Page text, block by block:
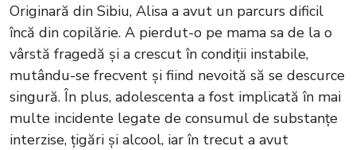
Originară din Sibiu, Alisa a avut un parcurs dificil
încă din copilărie. A pierdut-o pe mama sa de la o
vârstă fragedă și a crescut în condiții instabile,
mutându-se frecvent și fiind nevoită să se descurce
singură. În plus, adolescenta a fost implicată în mai
multe incidente legate de consumul de substanțe
interzise, țigări și alcool, iar în trecut a avut